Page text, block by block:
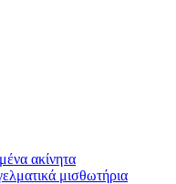
ακίνητα
μισθωτήρια